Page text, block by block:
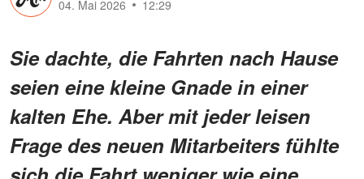
04. Mai 2026
12:29
Sie dachte, die Fahrten nach Hause
seien eine kleine Gnade in einer
kalten Ehe. Aber mit jeder leisen
Frage des neuen Mitarbeiters fühlte